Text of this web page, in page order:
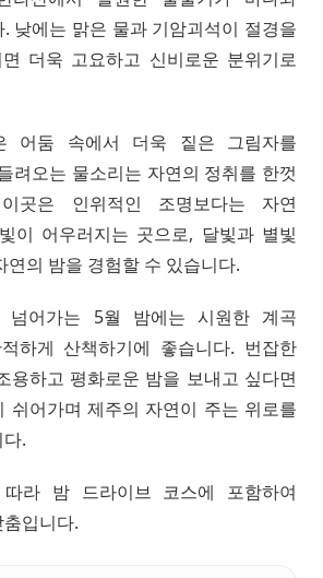
낮에는 맑은 물과 기암괴석이 절경을
더욱 고요하고 신비로운 분위기로
어둠 속에서 더욱 짙은 그림자를
려오는 물소리는 자연의 정취를 한껏
곳은 인위적인 조명보다는 자연
이 어우러지는 곳으로, 달빛과 별빛
연의 밤을 경험할 수 있습니다.
넘어가는 5월 밤에는 시원한 계곡
하게 산책하기에 좋습니다. 번잡한
용하고 평화로운 밤을 보내고 싶다면
쉬어가며 제주의 자연이 주는 위로를
.
라 밤 드라이브 코스에 포함하여
입니다.